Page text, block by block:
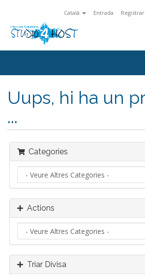
Català Entrada
Uups, hi ha un
...
Categories
Actions
Triar Divisa